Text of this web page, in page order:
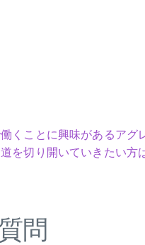
くことに興味があるアグ
を切り開いていきたい方
問